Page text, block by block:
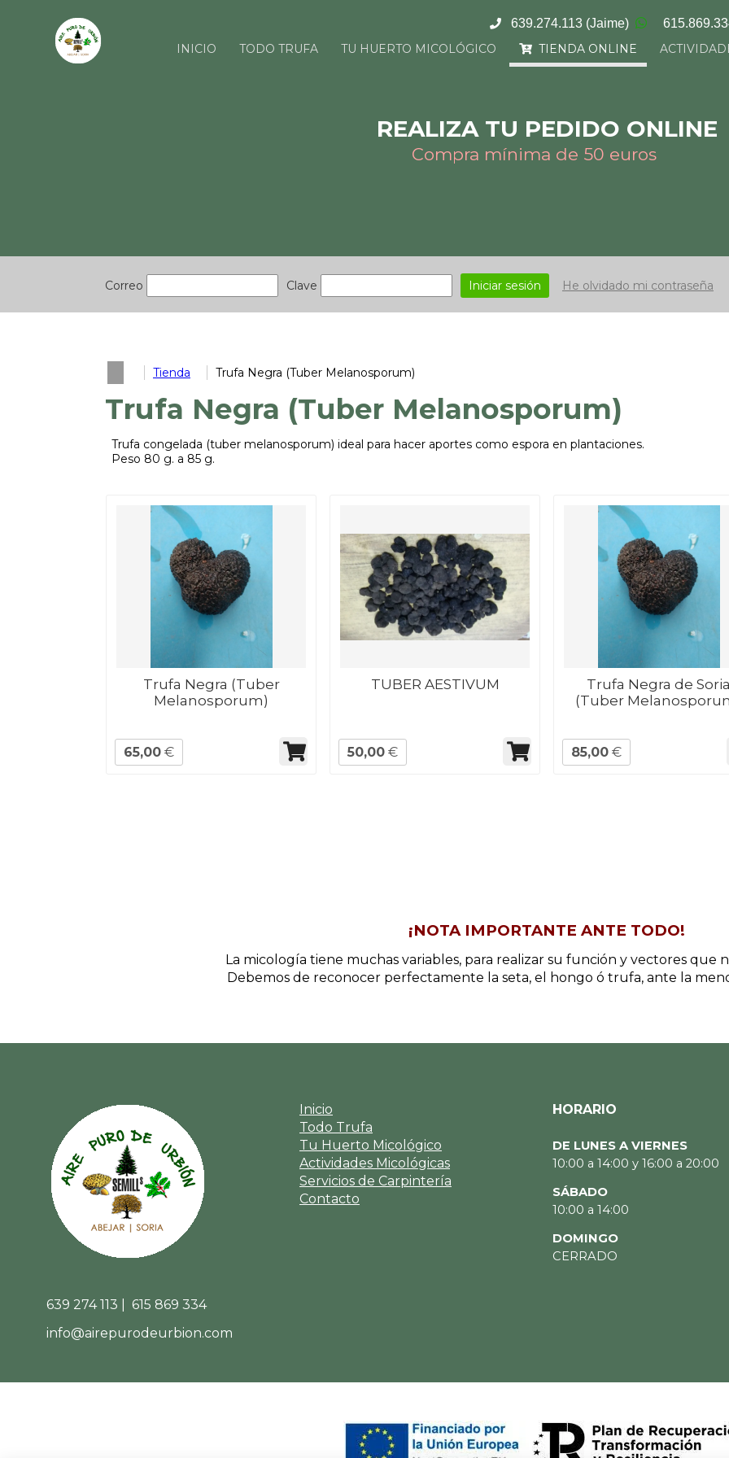
639.274.113 (Jaime)
INICIO TODO TRUFA TU HUERTO MICOLÓGICO TIENDA ONLINE
REALIZA TU PEDIDO ONLINE
Compra mínima de 50 euros
Correo Clave Iniciar sesión He olvidado mi contraseña
Tienda Trufa Negra (Tuber Melanosporum)
Trufa Negra (Tuber Melanosporum)
Trufa congelada (tuber melanosporum) ideal para hacer aportes como espora en plantaciones.
Peso 80 g. a 85 g.
Trufa Negra (Tuber
Melanosporum)
65,00 €
TUBER AESTIVUM
50,00 €
Trufa Negra de
(Tuber
85,00 €
¡NOTA IMPORTANTE ANTE TODO!
La micología tiene muchas variables, para realizar su función y vectores que
Debemos de reconocer perfectamente la seta, el hongo ó trufa, ante la
639 274 113 | 615 869 334
info@airepurodeurbion.com
Inicio
Todo Trufa
Tu Huerto Micológico
Actividades Micológicas
Servicios de Carpintería
Contacto
HORARIO
DE LUNES A VIERNES
10:00 a 14:00 y 16:00 a 20:00
SÁBADO
10:00 a 14:00
DOMINGO
CERRADO